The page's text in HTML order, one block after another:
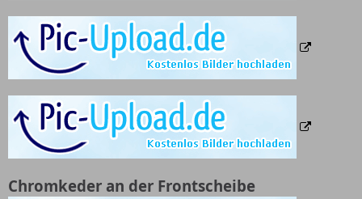
Chromkeder an der Frontscheibe